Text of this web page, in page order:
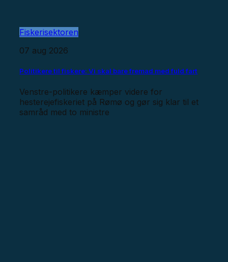
Fiskerisektoren
07 aug 2026
Politikere til fiskere: Vi skal bare fremad med fuld fart
Venstre-politikere kæmper videre for
hesterejefiskeriet på Rømø og gør sig klar til et
samråd med to ministre